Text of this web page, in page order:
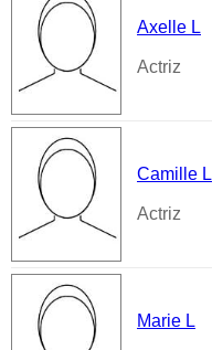
Axelle L
Actriz
Camille L
Actriz
Marie L